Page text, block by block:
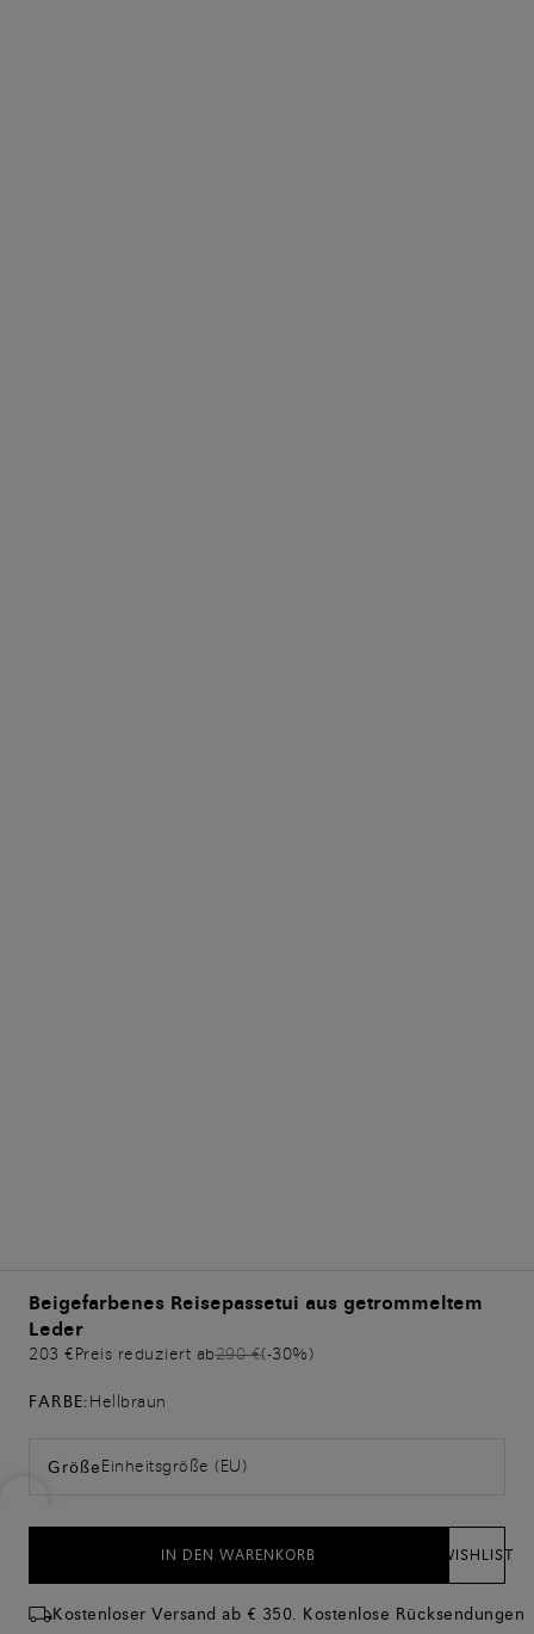
Beigefarbenes Reisepassetui aus getrommeltem
Leder
203 €Preis reduziert ab290 €(-30%)
FARBE:Hellbraun
GrößeEinheitsgröße (EU)
IN DEN WARENKORB WISHLIST
Kostenloser Versand ab € 350. Kostenlose Rücksendungen